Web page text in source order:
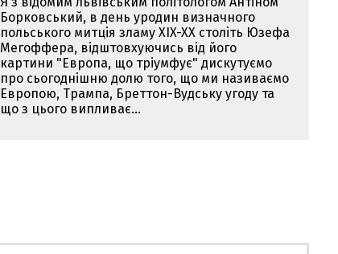
Борковський, в день уродин визначного
польського митція зламу XIX-XX століть Юзефа
Мегоффера, відштовхуючись від його
картини "Европа, що тріумфує" дискутуємо
про сьогоднішню долю того, що ми називаємо
Европою, Трампа, Бреттон-Вудську угоду та
що з цього випливає...